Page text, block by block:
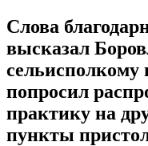
Слова
высказал
сельисполкому
попросил
практику на
пункты